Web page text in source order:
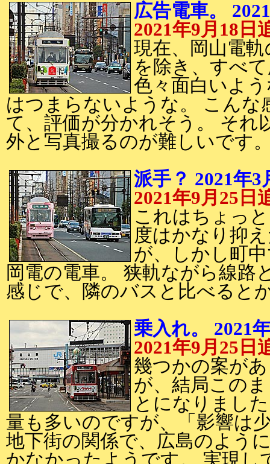
広告電車。
2021年9月18日
現在、岡山電
を除き、すべ
色々面白いよ
はつまらないような。 こんな
て、評価が分かれそう。 それ
外と写真撮るのが難しいです
派手？ 2021年3
2021年9月25日
これはちょっ
度はかなり抑
が、しかし町
岡電の電車。 狭軌ながら線路
感じで、隣のバスと比べると
乗入れ。 2021
2021年9月25日
幾つかの案が
が、結局この
とになりまし
量も多いのですが、「影響は
地下街の関係で、広島のよう
かなかったようです。 実現し